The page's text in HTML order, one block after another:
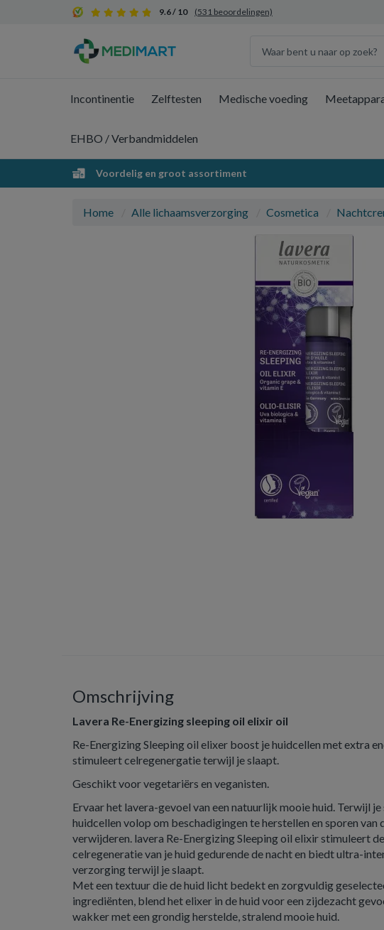
9.6 / 10 (531 beoordelingen)
Incontinentie Zelftesten Medische voeding
EHBO / Verbandmiddelen
Voordelig en groot assortiment
Home Alle lichaamsverzorging Cosmetica
Omschrijving
Lavera Re-Energizing sleeping oil elixir oil
Re-Energizing Sleeping oil elixer boost je huidcellen met extra
stimuleert celregenergatie terwijl je slaapt.
Geschikt voor vegetariërs en veganisten.
Ervaar het lavera-gevoel van een natuurlijk mooie huid. Terwijl
huidcellen volop om beschadigingen te herstellen en sporen van
verwijderen. lavera Re-Energizing Sleeping oil elixir stimuleert
celregeneratie van je huid gedurende de nacht en biedt ultra-
verzorging terwijl je slaapt.
Met een textuur die de huid licht bedekt en zorgvuldig
ingrediënten, blend het elixer in de huid voor een zijdezacht
wakker met een grondig herstelde, stralend mooie huid.